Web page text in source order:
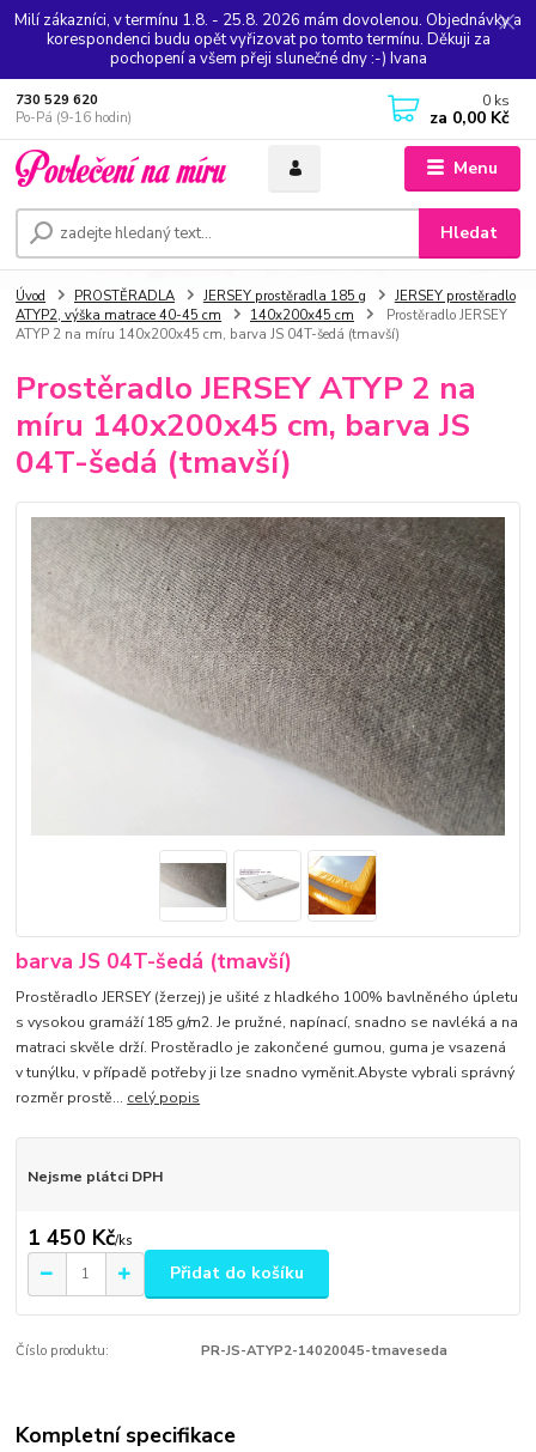
Milí zákazníci, v termínu 1.8. - 25.8. 2026 mám dovolenou. Objednávky a
korespondenci budu opět vyřizovat po tomto termínu. Děkuji za
pochopení a všem přeji slunečné dny :-) Ivana
Menu
Hledat
730 529 620
Po-Pá (9-16 hodin)
0 ks
za 0,00 Kč
Úvod PROSTĚRADLA JERSEY prostěradla 185 g
JERSEY prostěradlo
ATYP2, výška matrace 40-45 cm
140x200x45 cm
Prostěradlo JERSEY
ATYP 2 na míru 140x200x45 cm, barva JS 04T-šedá (tmavší)
Prostěradlo JERSEY ATYP 2 na
míru 140x200x45 cm, barva JS
04T-šedá (tmavší)
barva JS 04T-šedá (tmavší)
Prostěradlo JERSEY (žerzej) je ušité z hladkého 100% bavlněného úpletu
s vysokou gramáží 185 g/m2. Je pružné, napínací, snadno se navléká a na
matraci skvěle drží. Prostěradlo je zakončené gumou, guma je vsazená
v tunýlku, v případě potřeby ji lze snadno vyměnit.Abyste vybrali správný
rozměr prostě... celý popis
Nejsme plátci DPH
1 450 Kč/ks
Přidat do košíku
Číslo produktu: PR-JS-ATYP2-14020045-tmaveseda
Kompletní specifikace